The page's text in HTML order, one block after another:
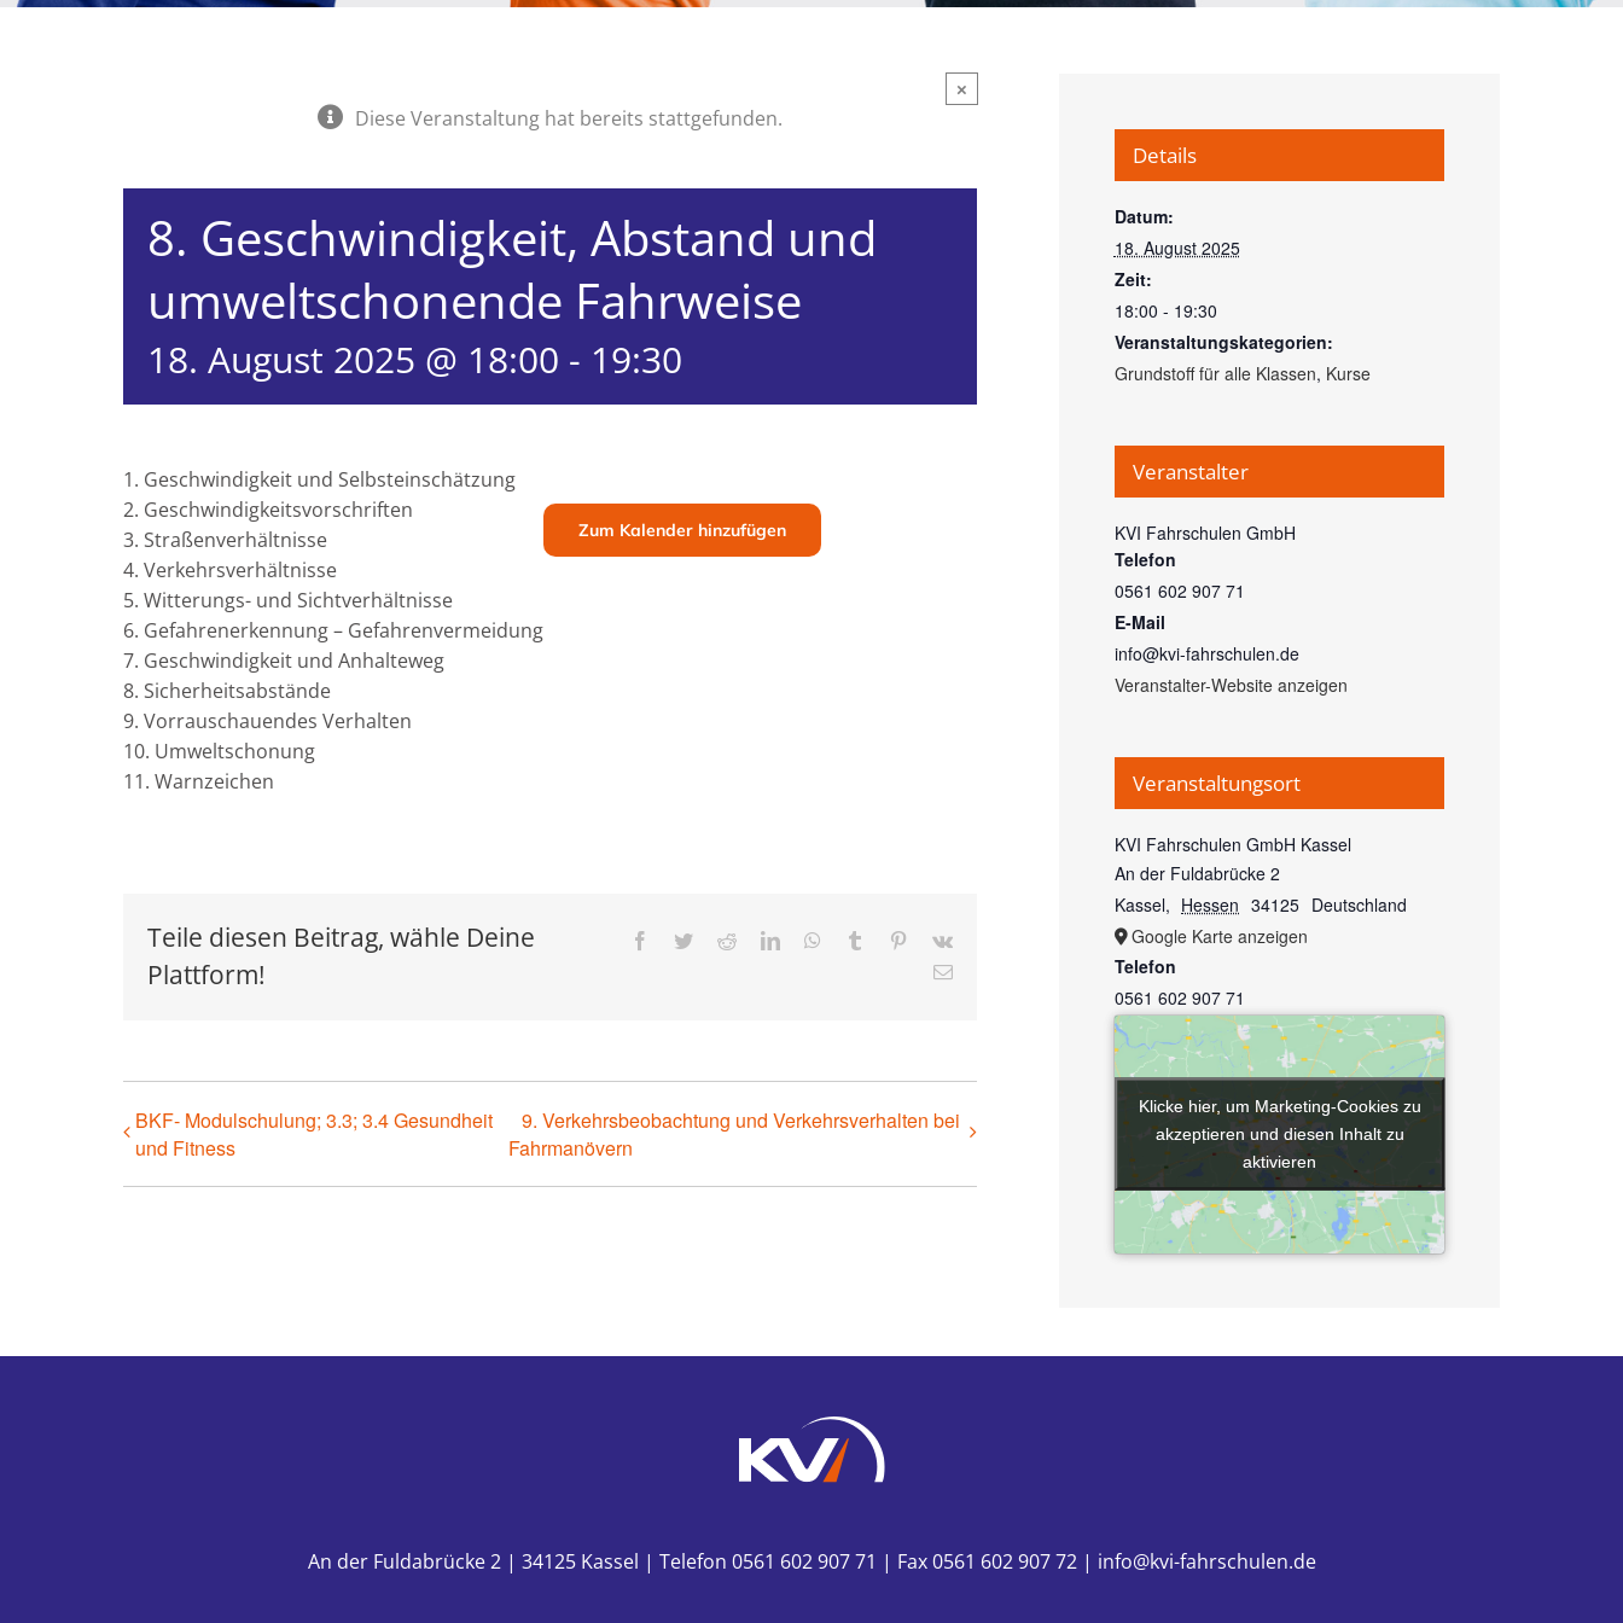
Diese Veranstaltung hat bereits stattgefunden.
×
8. Geschwindigkeit, Abstand und
umweltschonende Fahrweise
18. August 2025 @ 18:00 - 19:30
Geschwindigkeit und Selbsteinschätzung
Geschwindigkeitsvorschriften
Straßenverhältnisse
Verkehrsverhältnisse
Witterungs- und Sichtverhältnisse
Gefahrenerkennung – Gefahrenvermeidung
Geschwindigkeit und Anhalteweg
Sicherheitsabstände
Vorrauschauendes Verhalten
Umweltschonung
Warnzeichen
Zum Kalender hinzufügen
Teile diesen Beitrag, wähle Deine
Plattform!
Facebook
TwitterRedditLinkedInWhatsApp
Tumblr Pinterest
Vk
E-
BKF- Modulschulung; 3.3; 3.4 Gesundheit
und Fitness
9. Verkehrsbeobachtung und Verkehrsverhalten bei
Fahrmanövern
Details
Datum:
18. August 2025
Zeit:
18:00 - 19:30
Veranstaltungskategorien:
Grundstoff für alle Klassen, Kurse
Veranstalter
KVI Fahrschulen GmbH
Telefon
0561 602 907 71
E-Mail
info@kvi-fahrschulen.de
Veranstalter-Website anzeigen
Veranstaltungsort
KVI Fahrschulen GmbH Kassel
An der Fuldabrücke 2
Kassel, Hessen 34125 Deutschland
Google Karte anzeigen
Telefon
0561 602 907 71
Klicke hier, um Marketing-Cookies zu
akzeptieren und diesen Inhalt zu
aktivieren
Klicke hier, um Marketing-Cookies zu
akzeptieren und diesen Inhalt zu
aktivieren
An der Fuldabrücke 2 | 34125 Kassel | Telefon 0561 602 907 71 | Fax 0561 602 907 72 | info@kvi-fahrschulen.de